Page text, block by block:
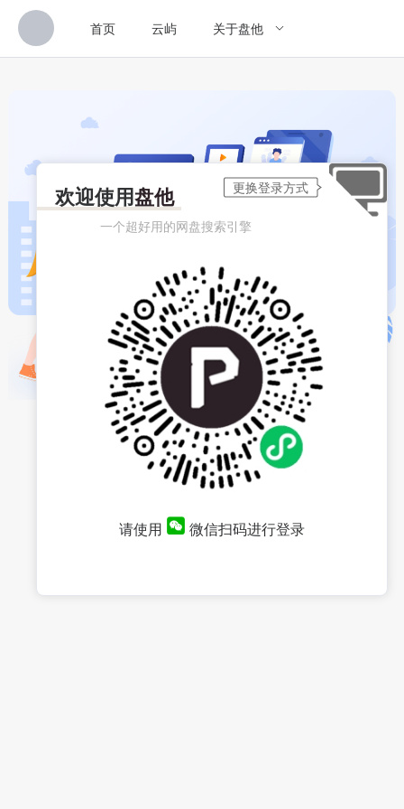
首页 云屿 关于盘他
欢迎使用盘他
一个超好用的网盘搜索引擎
请使用 微信扫码进行登录